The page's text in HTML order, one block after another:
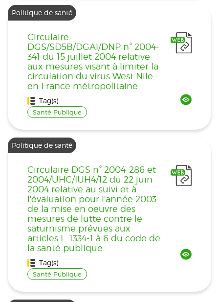
Politique de santé
Circulaire
DGS/SD5B/DGAl/DNP n° 2004-
341 du 15 juillet 2004 relative
aux mesures visant à limiter la
circulation du virus West Nile
en France métropolitaine
Tag(s) :
Santé Publique
Politique de santé
Circulaire DGS n° 2004-286 et
2004/UHC/IUH4/12 du 22 juin
2004 relative au suivi et à
l'évaluation pour l'année 2003
de la mise en oeuvre des
mesures de lutte contre le
saturnisme prévues aux
articles L. 1334-1 à 6 du code de
la santé publique
Tag(s) :
Santé Publique